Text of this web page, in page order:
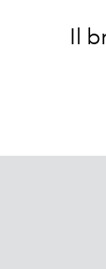
Il